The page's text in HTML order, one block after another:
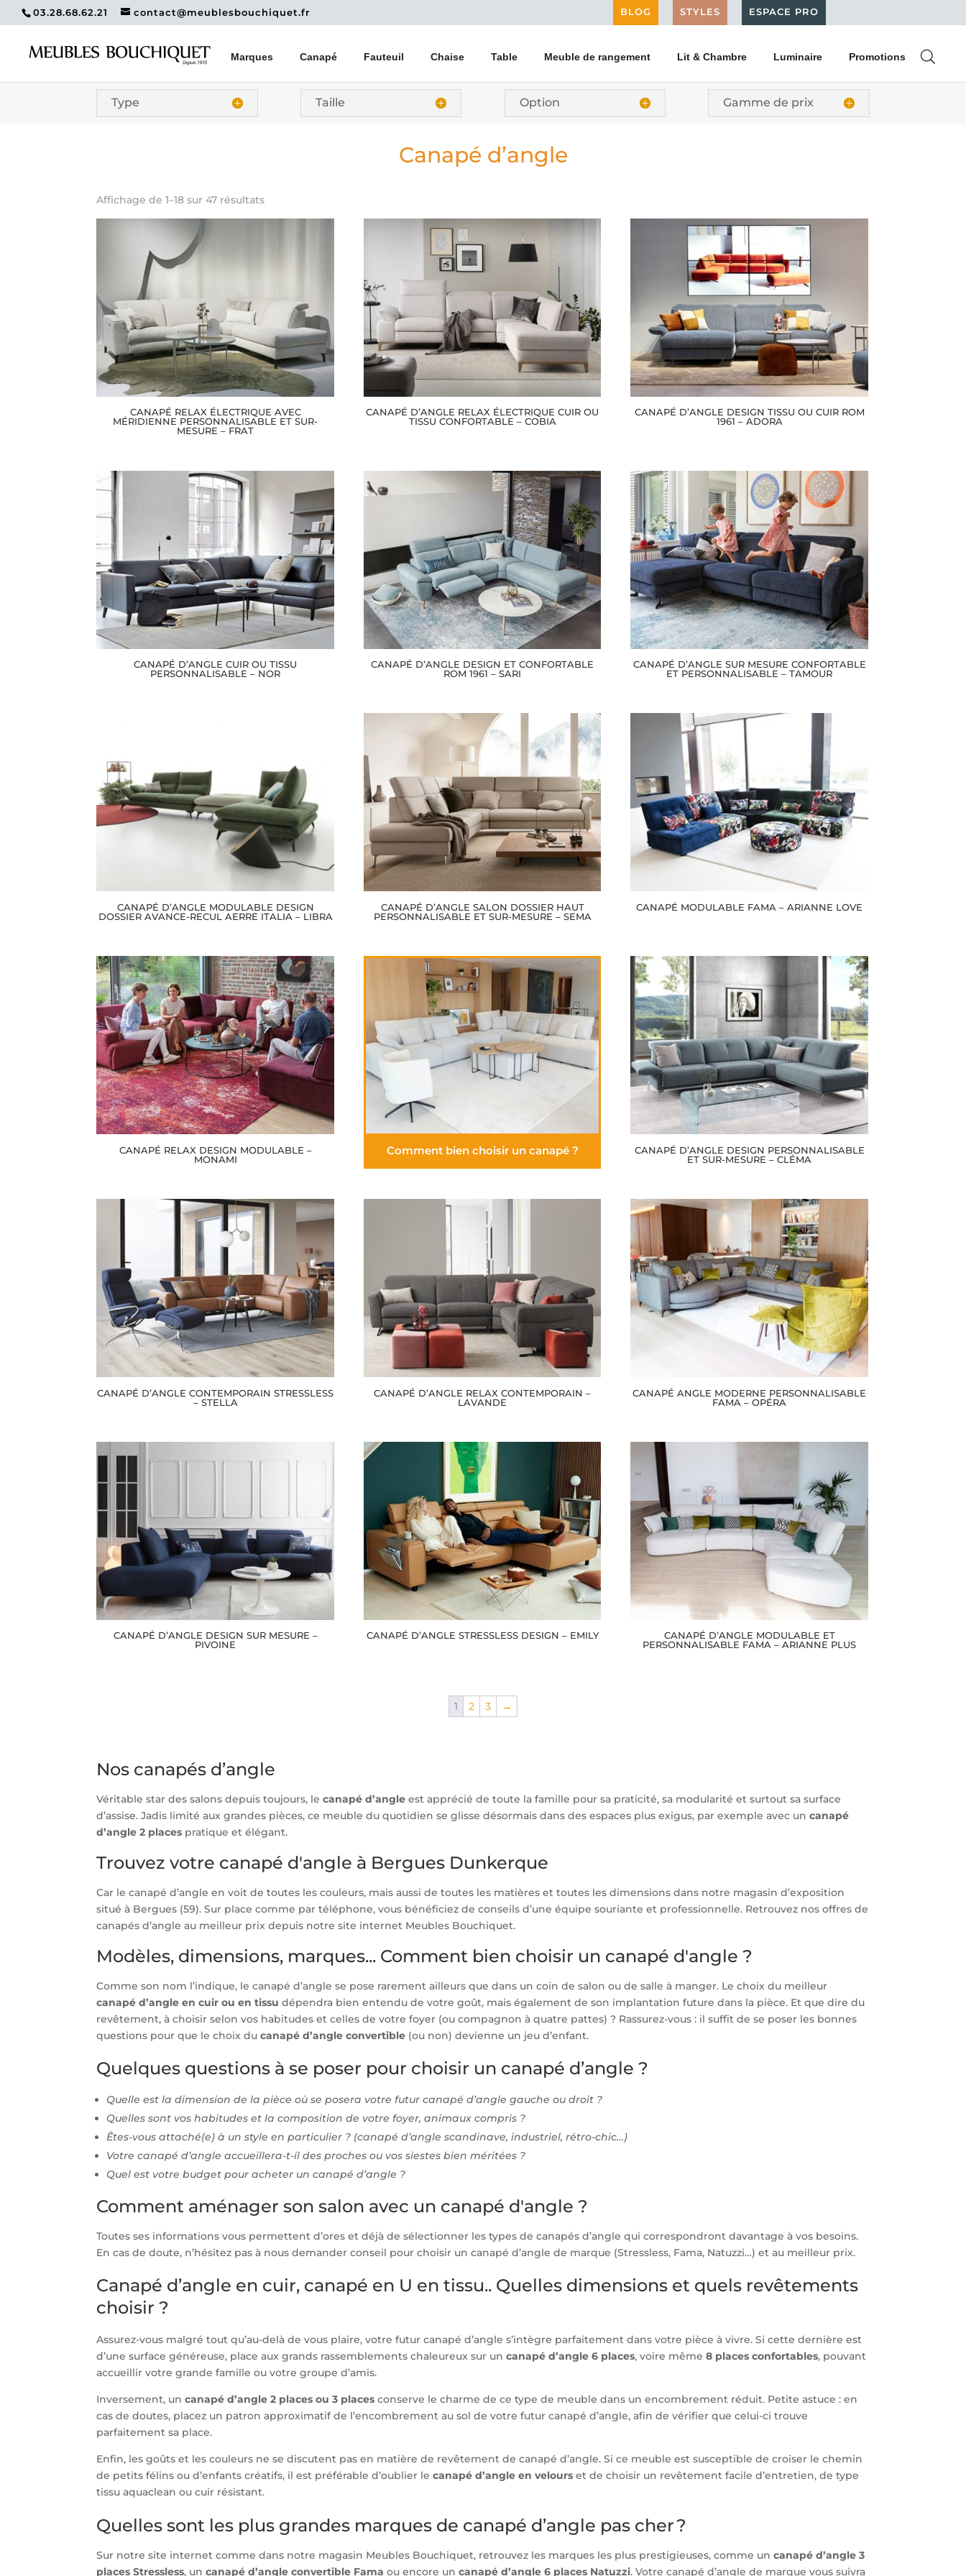
03.28.68.62.21 contact@meublesbouchiquet.fr BLOG STYLES ESPACE PRO
Marques Canapé Fauteuil Chaise Table Meuble de rangement Lit & Chambre Luminaire Promotions
Type Taille Option Gamme de prix
Canapé d’angle
Affichage de 1–18 sur 47 résultats
CANAPÉ RELAX ÉLECTRIQUE AVEC
MÉRIDIENNE PERSONNALISABLE ET SUR-
MESURE – FRAT
CANAPÉ D’ANGLE RELAX ÉLECTRIQUE CUIR OU
TISSU CONFORTABLE – COBIA
CANAPÉ D’ANGLE DESIGN TISSU OU CUIR ROM
1961 – ADORA
CANAPÉ D’ANGLE CUIR OU TISSU
PERSONNALISABLE – NOR
CANAPÉ D’ANGLE DESIGN ET CONFORTABLE
ROM 1961 – SARI
CANAPÉ D’ANGLE SUR MESURE CONFORTABLE
ET PERSONNALISABLE – TAMOUR
CANAPÉ D’ANGLE MODULABLE DESIGN
DOSSIER AVANCE-RECUL AERRE ITALIA – LIBRA
CANAPÉ D’ANGLE SALON DOSSIER HAUT
PERSONNALISABLE ET SUR-MESURE – SEMA
CANAPÉ MODULABLE FAMA – ARIANNE LOVE
CANAPÉ RELAX DESIGN MODULABLE –
MONAMI
Comment bien choisir un canapé ?
CANAPÉ D’ANGLE DESIGN PERSONNALISABLE
ET SUR-MESURE – CLÉMA
CANAPÉ D’ANGLE CONTEMPORAIN STRESSLESS
– STELLA
CANAPÉ D’ANGLE RELAX CONTEMPORAIN –
LAVANDE
CANAPÉ ANGLE MODERNE PERSONNALISABLE
FAMA – OPÉRA
CANAPÉ D’ANGLE DESIGN SUR MESURE –
PIVOINE
CANAPÉ D’ANGLE STRESSLESS DESIGN – EMILY
CANAPÉ D’ANGLE MODULABLE ET
PERSONNALISABLE FAMA – ARIANNE PLUS
1 2 3 →
Nos canapés d’angle
Véritable star des salons depuis toujours, lecanapé d’angle est apprécié de toute la famille pour sa praticité, sa modularité et surtout sa surface
d’assise. Jadis limité aux grandes pièces, ce meuble du quotidien se glisse désormais dans des espaces plus exigus, par exemple avec uncanapé
d’angle 2 places pratique et élégant.
Trouvez votre canapé d'angle à Bergues Dunkerque
Car le canapé d’angle en voit de toutes les couleurs, mais aussi de toutes les matières et toutes les dimensions dans notre magasin d’exposition
situé à Bergues (59). Sur place comme par téléphone, vous bénéficiez de conseils d’une équipe souriante et professionnelle. Retrouvez nos offres de
canapés d’angle au meilleur prix depuis notre site internet Meubles Bouchiquet.
Modèles, dimensions, marques... Comment bien choisir un canapé d'angle ?
Comme son nom l’indique, le canapé d’angle se pose rarement ailleurs que dans un coin de salon ou de salle à manger. Le choix du meilleur
canapé d’angle en cuir ou en tissu dépendra bien entendu de votre goût, mais également de son implantation future dans la pièce. Et que dire du
revêtement, à choisir selon vos habitudes et celles de votre foyer (ou compagnon à quatre pattes) ? Rassurez-vous : il suffit de se poser les bonnes
questions pour que le choix ducanapé d’angle convertible (ou non) devienne un jeu d’enfant.
Quelques questions à se poser pour choisir un canapé d’angle ?
Quelle est la dimension de la pièce où se posera votre futur canapé d’angle gauche ou droit ?
Quelles sont vos habitudes et la composition de votre foyer, animaux compris ?
Êtes-vous attaché(e) à un style en particulier ? (canapé d’angle scandinave, industriel, rétro-chic…)
Votre canapé d’angle accueillera-t-il des proches ou vos siestes bien méritées ?
Quel est votre budget pour acheter un canapé d’angle ?
Comment aménager son salon avec un canapé d'angle ?
Toutes ses informations vous permettent d’ores et déjà de sélectionner les types de canapés d’angle qui correspondront davantage à vos besoins.
En cas de doute, n’hésitez pas à nous demander conseil pour choisir un canapé d’angle de marque (Stressless, Fama, Natuzzi…) et au meilleur prix.
Canapé d’angle en cuir, canapé en U en tissu.. Quelles dimensions et quels revêtements
choisir ?
Assurez-vous malgré tout qu’au-delà de vous plaire, votre futur canapé d’angle s’intègre parfaitement dans votre pièce à vivre. Si cette dernière est
d’une surface généreuse, place aux grands rassemblements chaleureux sur uncanapé d’angle 6 places, voire même8 places confortables, pouvant
accueillir votre grande famille ou votre groupe d’amis.
Inversement, uncanapé d’angle 2 places ou 3 places conserve le charme de ce type de meuble dans un encombrement réduit. Petite astuce : en
cas de doutes, placez un patron approximatif de l’encombrement au sol de votre futur canapé d’angle, afin de vérifier que celui-ci trouve
parfaitement sa place.
Enfin, les goûts et les couleurs ne se discutent pas en matière de revêtement de canapé d’angle. Si ce meuble est susceptible de croiser le chemin
de petits félins ou d’enfants créatifs, il est préférable d’oublier lecanapé d’angle en velours et de choisir un revêtement facile d’entretien, de type
tissu aquaclean ou cuir résistant.
Quelles sont les plus grandes marques de canapé d’angle pas cher ?
Sur notre site internet comme dans notre magasin Meubles Bouchiquet, retrouvez les marques les plus prestigieuses, comme uncanapé d’angle 3
places Stressless, uncanapé d’angle convertible Fama ou encore uncanapé d’angle 6 places Natuzzi. Votre canapé d’angle de marque vous suivra